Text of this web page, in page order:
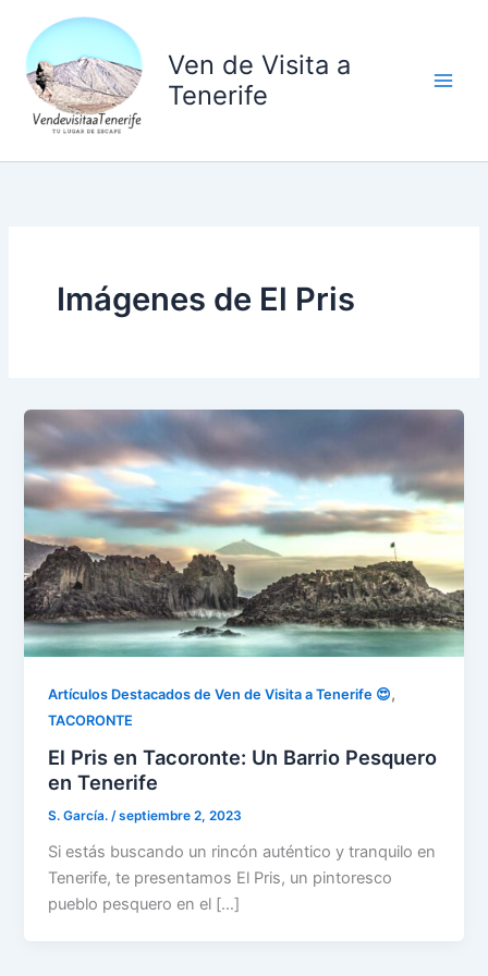
contenido
Ven de Visita a
Tenerife
Imágenes de El Pris
Artículos Destacados de Ven de Visita a Tenerife 😍,
TACORONTE
El Pris en Tacoronte: Un Barrio Pesquero
en Tenerife
S. García./septiembre 2, 2023
Si estás buscando un rincón auténtico y tranquilo en
Tenerife, te presentamos El Pris, un pintoresco
pueblo pesquero en el […]